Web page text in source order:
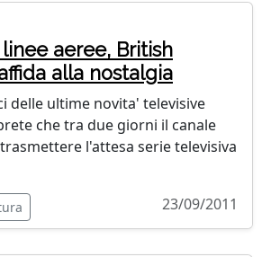
aeree, British
alla nostalgia
delle ultime novita' televisive
che tra due giorni il canale
l'attesa serie televisiva
23/09/2011